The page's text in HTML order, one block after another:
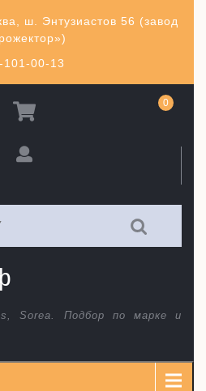
00-13
ш. Энтузиастов 56 (завод
Sorea. Подбор по марке и
0